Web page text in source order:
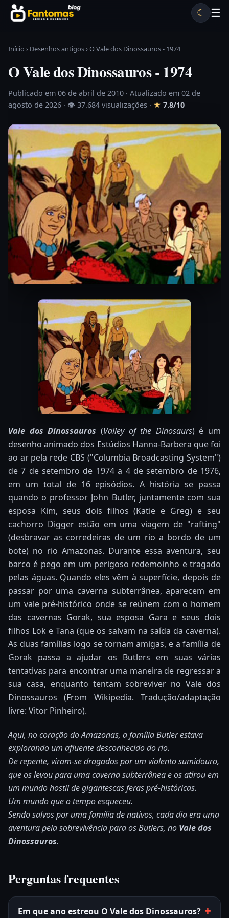
Pular para o conteúdo
☰
☾
Início › Desenhos antigos›O Vale dos Dinossauros - 1974
O Vale dos Dinossauros - 1974
Publicado em 06 de abril de 2010 · Atualizado em 02 de
agosto de 2026 · 👁 37.684 visualizações · ★ 7.8/10
Vale dos Dinossauros (Valley of the Dinosaurs) é um
desenho animado dos Estúdios Hanna-Barbera que foi
ao ar pela rede CBS ("Columbia Broadcasting System")
de 7 de setembro de 1974 a 4 de setembro de 1976,
em um total de 16 episódios. A história se passa
quando o professor John Butler, juntamente com sua
esposa Kim, seus dois filhos (Katie e Greg) e seu
cachorro Digger estão em uma viagem de "rafting"
(desbravar as corredeiras de um rio a bordo de um
bote) no rio Amazonas. Durante essa aventura, seu
barco é pego em um perigoso redemoinho e tragado
pelas águas. Quando eles vêm à superfície, depois de
passar por uma caverna subterrânea, aparecem em
um vale pré-histórico onde se reúnem com o homem
das cavernas Gorak, sua esposa Gara e seus dois
filhos Lok e Tana (que os salvam na saída da caverna).
As duas famílias logo se tornam amigas, e a família de
Gorak passa a ajudar os Butlers em suas várias
tentativas para encontrar uma maneira de regressar a
sua casa, enquanto tentam sobreviver no Vale dos
Dinossauros (From Wikipedia. Tradução/adaptação
livre: Vitor Pinheiro).
Aqui, no coração do Amazonas, a família Butler estava
explorando um afluente desconhecido do rio.
De repente, viram-se dragados por um violento sumidouro,
que os levou para uma caverna subterrânea e os atirou em
um mundo hostil de gigantescas feras pré-históricas.
Um mundo que o tempo esqueceu.
Sendo salvos por uma família de nativos, cada dia era uma
aventura pela sobrevivência para os Butlers, no Vale dos
Dinossauros.
Perguntas frequentes
Em que ano estreou O Vale dos Dinossauros?